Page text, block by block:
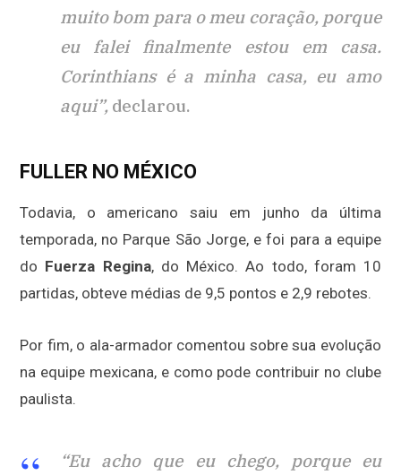
muito bom para o meu coração, porque
eu falei finalmente estou em casa.
Corinthians é a minha casa, eu amo
aqui”, declarou.
FULLER NO MÉXICO
Todavia, o americano saiu em junho da última
temporada, no Parque São Jorge, e foi para a equipe
do Fuerza Regina, do México. Ao todo, foram 10
partidas, obteve médias de 9,5 pontos e 2,9 rebotes.
Por fim, o ala-armador comentou sobre sua evolução
na equipe mexicana, e como pode contribuir no clube
paulista.
“Eu acho que eu chego, porque eu